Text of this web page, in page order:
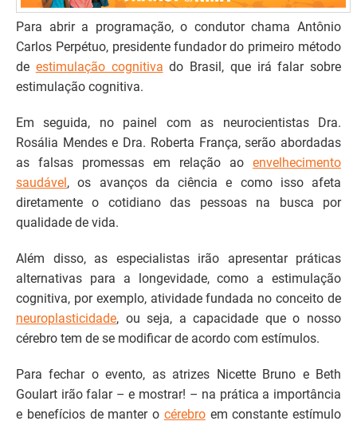
Para abrir a programação, o condutor chama Antônio
Carlos Perpétuo, presidente fundador do primeiro método
de estimulação cognitiva do Brasil, que irá falar sobre
estimulação cognitiva.
Em seguida, no painel com as neurocientistas Dra.
Rosália Mendes e Dra. Roberta França, serão abordadas
as falsas promessas em relação ao envelhecimento
saudável, os avanços da ciência e como isso afeta
diretamente o cotidiano das pessoas na busca por
qualidade de vida.
Além disso, as especialistas irão apresentar práticas
alternativas para a longevidade, como a estimulação
cognitiva, por exemplo, atividade fundada no conceito de
neuroplasticidade, ou seja, a capacidade que o nosso
cérebro tem de se modificar de acordo com estímulos.
Para fechar o evento, as atrizes Nicette Bruno e Beth
Goulart irão falar – e mostrar! – na prática a importância
e benefícios de manter o cérebroem constante estímulo